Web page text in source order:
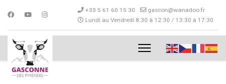
+33 5 61 60 15 30
gascon@wanadoo.fr
Lundi au Vendredi 8:30 à 12:30 / 13:30 à 17:30